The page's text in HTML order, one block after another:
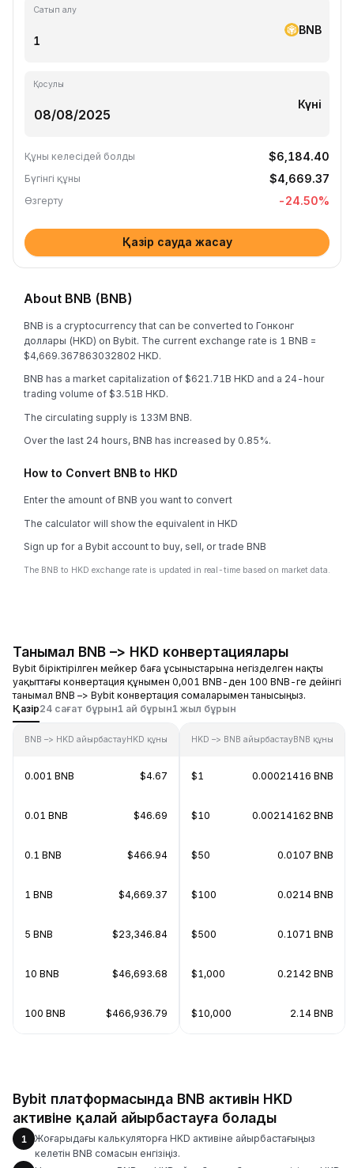
Сатып алу
BNB
Қосулы
Күні
Құны келесідей болды $6,184.40
Бүгінгі құны $4,669.37
Өзгерту -24.50%
Қазір сауда жасау
About BNB (BNB)
BNB is a cryptocurrency that can be converted to Гонконг
доллары (HKD) on Bybit. The current exchange rate is 1 BNB =
$4,669.367863032802 HKD.
BNB has a market capitalization of $621.71B HKD and a 24-hour
trading volume of $3.51B HKD.
The circulating supply is 133M BNB.
Over the last 24 hours, BNB has increased by 0.85%.
How to Convert BNB to HKD
Enter the amount of BNB you want to convert
The calculator will show the equivalent in HKD
Sign up for a Bybit account to buy, sell, or trade BNB
The BNB to HKD exchange rate is updated in real-time based on market data.
Танымал BNB –> HKD конвертациялары
Bybit біріктірілген мейкер баға ұсыныстарына негізделген нақты
уақыттағы конвертация құнымен 0,001 BNB-ден 100 BNB-ге дейінгі
танымал BNB –> Bybit конвертация сомаларымен танысыңыз.
Қазір24 сағат бұрын1 ай бұрын1 жыл бұрын
BNB –> HKD айырбастауHKD құны
0.001 BNB $4.67
0.01 BNB $46.69
0.1 BNB $466.94
1 BNB $4,669.37
5 BNB $23,346.84
10 BNB $46,693.68
100 BNB $466,936.79
HKD –> BNB айырбастауBNB құны
$1 0.00021416 BNB
$10 0.00214162 BNB
$50 0.0107 BNB
$100 0.0214 BNB
$500 0.1071 BNB
$1,000 0.2142 BNB
$10,000 2.14 BNB
Bybit платформасында BNB активін HKD
активіне қалай айырбастауға болады
1
Жоғарыдағы калькуляторға HKD активіне айырбастағыңыз
келетін BNB сомасын енгізіңіз.